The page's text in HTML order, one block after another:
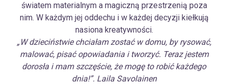
światem materialnym a magiczną przestrzenią poza
nim. W każdym jej oddechu i w każdej decyzji kiełkują
nasiona kreatywności.
„W dzieciństwie chciałam zostać w domu, by rysować,
malować, pisać opowiadania i tworzyć. Teraz jestem
dorosła i mam szczęście, że mogę to robić każdego
dnia!”. Laila Savolainen